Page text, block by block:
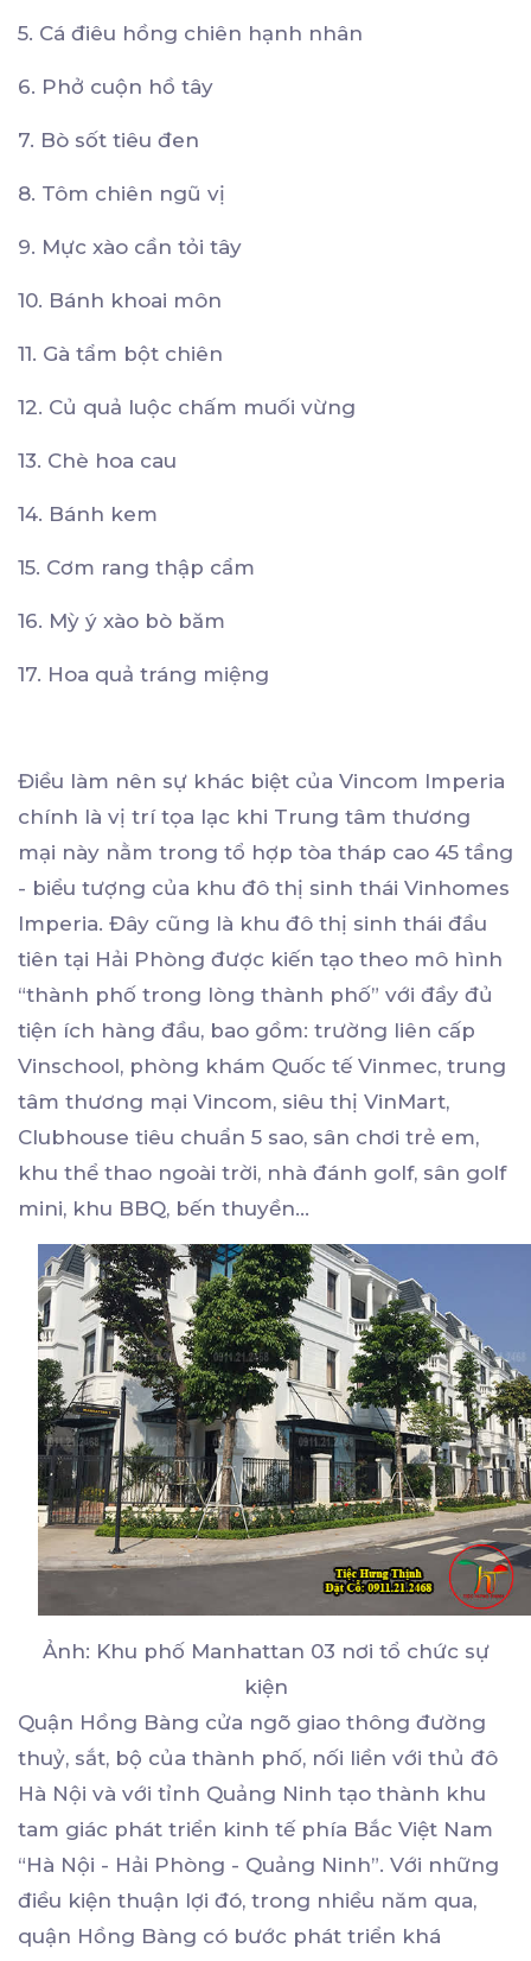
5. Cá điêu hồng chiên hạnh nhân
6. Phở cuộn hồ tây
7. Bò sốt tiêu đen
8. Tôm chiên ngũ vị
9. Mực xào cần tỏi tây
10. Bánh khoai môn
11. Gà tẩm bột chiên
12. Củ quả luộc chấm muối vừng
13. Chè hoa cau
14. Bánh kem
15. Cơm rang thập cẩm
16. Mỳ ý xào bò băm
17. Hoa quả tráng miệng
Điều làm nên sự khác biệt của Vincom Imperia
chính là vị trí tọa lạc khi Trung tâm thương
mại này nằm trong tổ hợp tòa tháp cao 45 tầng
- biểu tượng của khu đô thị sinh thái Vinhomes
Imperia. Đây cũng là khu đô thị sinh thái đầu
tiên tại Hải Phòng được kiến tạo theo mô hình
“thành phố trong lòng thành phố” với đầy đủ
tiện ích hàng đầu, bao gồm: trường liên cấp
Vinschool, phòng khám Quốc tế Vinmec, trung
tâm thương mại Vincom, siêu thị VinMart,
Clubhouse tiêu chuẩn 5 sao, sân chơi trẻ em,
khu thể thao ngoài trời, nhà đánh golf, sân golf
mini, khu BBQ, bến thuyền…
Ảnh: Khu phố Manhattan 03 nơi tổ chức sự
kiện
Quận Hồng Bàng cửa ngõ giao thông đường
thuỷ, sắt, bộ của thành phố, nối liền với thủ đô
Hà Nội và với tỉnh Quảng Ninh tạo thành khu
tam giác phát triển kinh tế phía Bắc Việt Nam
“Hà Nội - Hải Phòng - Quảng Ninh”. Với những
điều kiện thuận lợi đó, trong nhiều năm qua,
quận Hồng Bàng có bước phát triển khá